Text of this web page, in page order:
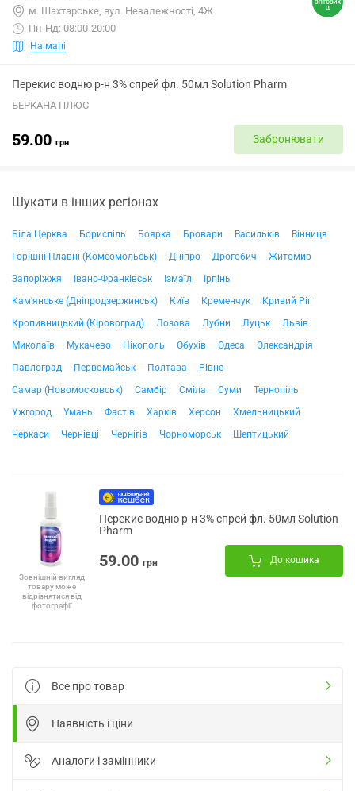
м. Шахтарське, вул. Незалежності, 4Ж
Пн-Нд: 08:00-20:00
На мапі
Перекис водню р-н 3% спрей фл. 50мл Solution Pharm
БЕРКАНА ПЛЮС
59.00 грн Забронювати
Шукати в інших регіонах
Біла Церква Бориспіль Боярка Бровари Васильків
Вінниця
Горішні Плавні (Комсомольськ)
Дніпро Дрогобич
Житомир
Запоріжжя
Івано-Франківськ Ізмаїл
Ірпінь
Кам'янське (Дніпродзержинськ)
Київ Кременчук
Кривий Ріг
Кропивницький (Кіровоград)
Лозова Лубни Луцьк
Львів
Миколаїв
Мукачево Нікополь Обухів Одеса
Олександрія
Павлоград
Первомайськ Полтава
Рівне
Самар (Новомосковськ)
Самбір Сміла Суми
Тернопіль
Ужгород
Умань Фастів Харків Херсон
Хмельницький
Черкаси
Чернівці Чернігів Чорноморськ Шептицький
Зовнішній вигляд
товару може
відрізнятися від
фотографії
Перекис водню р-н 3% спрей фл. 50мл Solution
Pharm
59.00 грн До кошика
Все про товар
Наявність і ціни
Аналоги і замінники